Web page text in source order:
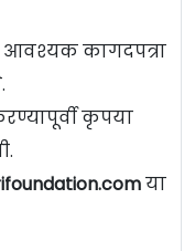
आवश्यक कागदपत्रा
कृपया
या